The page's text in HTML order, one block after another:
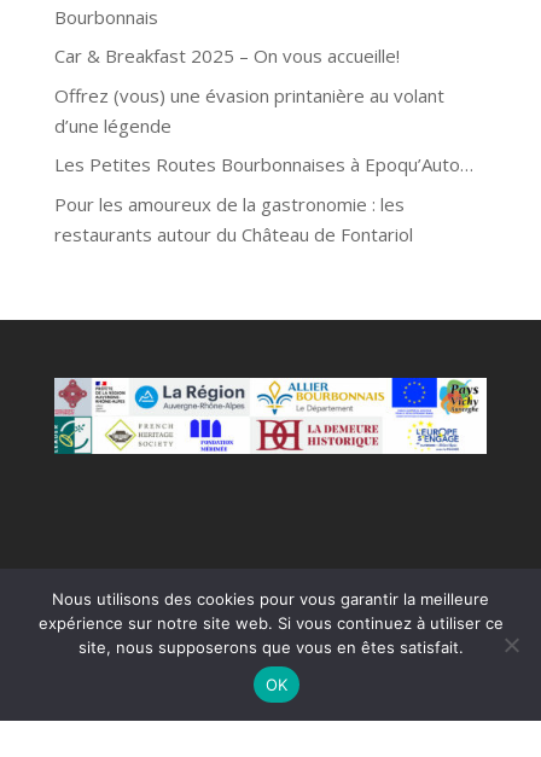
Bourbonnais
Car & Breakfast 2025 – On vous accueille!
Offrez (vous) une évasion printanière au volant
d’une légende
Les Petites Routes Bourbonnaises à Epoqu’Auto…
Pour les amoureux de la gastronomie : les
restaurants autour du Château de Fontariol
Tous droits réservés - Fontariol Valorisation SAS
Français
Nous utilisons des cookies pour vous garantir la meilleure
expérience sur notre site web. Si vous continuez à utiliser ce
site, nous supposerons que vous en êtes satisfait.
OK